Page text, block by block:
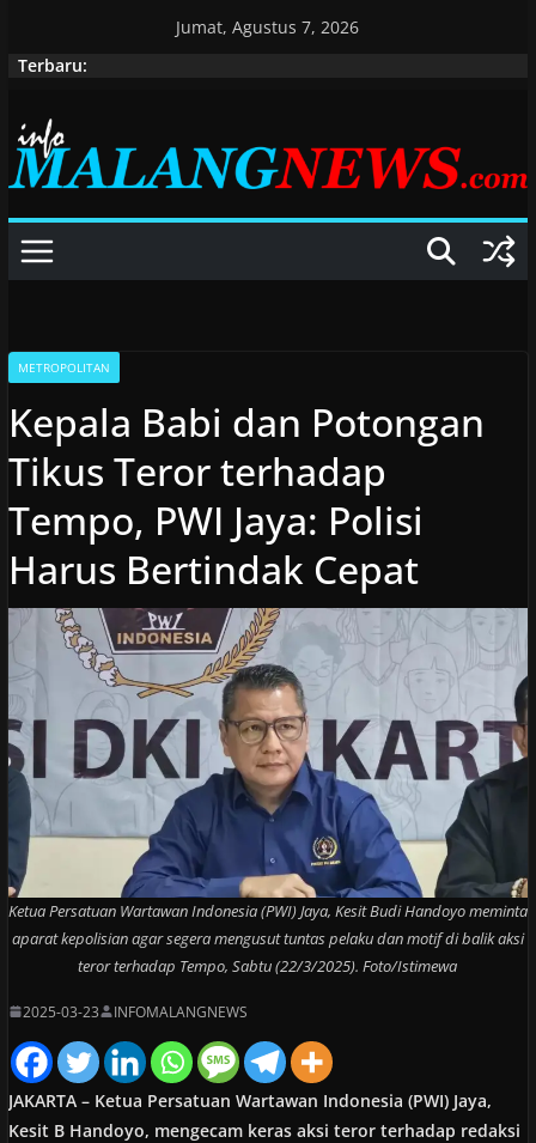
Jumat, Agustus 7, 2026
Terbaru:
METROPOLITAN
Kepala Babi dan Potongan
Tikus Teror terhadap
Tempo, PWI Jaya: Polisi
Harus Bertindak Cepat
Ketua Persatuan Wartawan Indonesia (PWI) Jaya, Kesit Budi Handoyo meminta
aparat kepolisian agar segera mengusut tuntas pelaku dan motif di balik aksi
teror terhadap Tempo, Sabtu (22/3/2025). Foto/Istimewa
2025-03-23 INFOMALANGNEWS
JAKARTA – Ketua Persatuan Wartawan Indonesia (PWI) Jaya,
Kesit B Handoyo, mengecam keras aksi teror terhadap redaksi